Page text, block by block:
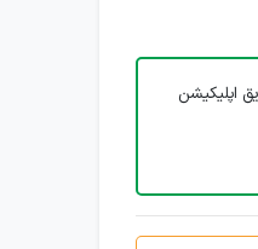
اپلیکیشن